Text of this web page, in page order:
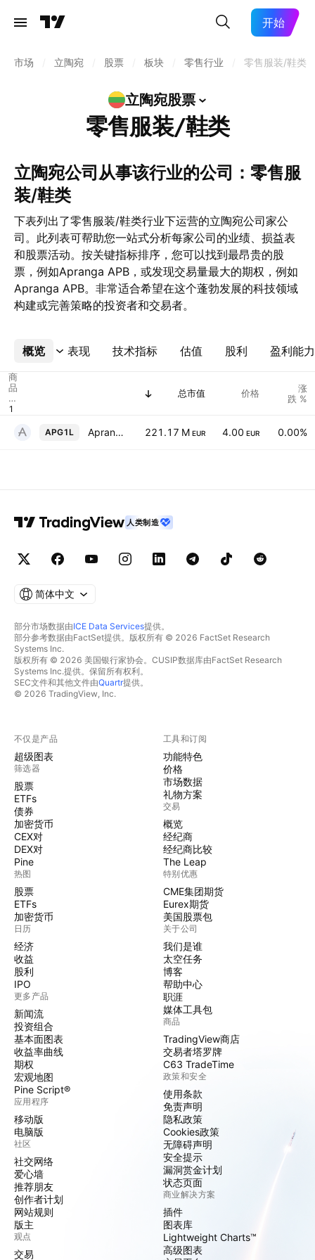
开始
市场 立陶宛 股票 板块 零售行业 零售服装/鞋类
立陶宛股票
零售服装/鞋类
立陶宛公司从事该行业的公司：零售服
装/鞋类
下表列出了零售服装/鞋类行业下运营的立陶宛公司家公
司。此列表可帮助您一站式分析每家公司的业绩、损益表
和股票活动。按关键指标排序，您可以找到最昂贵的股
票，例如Apranga APB，或发现交易量最大的期权，例如
Apranga APB。非常适合希望在这个蓬勃发展的科技领域
构建或完善策略的投资者和交易者。
概览 表现 技术指标 估值 股利 盈利能力
更多
商
品
代
码
总市值 价格
涨
跌 %
APG1L Apranga APB 221.17 M EUR 4.00 EUR 0.00%
人类制造
简体中文
部分市场数据由ICE Data Services提供。
部分参考数据由FactSet提供。版权所有 © 2026 FactSet Research
Systems Inc.
版权所有 © 2026 美国银行家协会。CUSIP数据库由FactSet Research
Systems Inc.提供。保留所有权利。
SEC文件和其他文件由Quartr提供。
© 2026 TradingView, Inc.
不仅是产品
超级图表
筛选器
股票
ETFs
债券
加密货币
CEX对
DEX对
Pine
热图
股票
ETFs
加密货币
日历
经济
收益
股利
IPO
更多产品
新闻流
投资组合
基本面图表
收益率曲线
期权
宏观地图
Pine Script®
应用程序
移动版
电脑版
社区
社交网络
爱心墙
推荐朋友
创作者计划
网站规则
版主
观点
交易
工具和订阅
功能特色
价格
市场数据
礼物方案
交易
概览
经纪商
经纪商比较
The Leap
特别优惠
CME集团期货
Eurex期货
美国股票包
关于公司
我们是谁
太空任务
博客
帮助中心
职涯
媒体工具包
商品
TradingView商店
交易者塔罗牌
C63 TradeTime
政策和安全
使用条款
免责声明
隐私政策
Cookies政策
无障碍声明
安全提示
漏洞赏金计划
状态页面
商业解决方案
插件
图表库
Lightweight Charts™
高级图表